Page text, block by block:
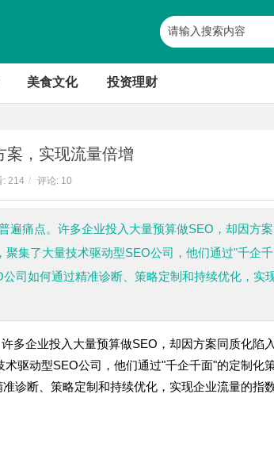
美食文化 投资理财
案，实现流量倍增
: 214 / 评论: 10
遍痛点。许多企业投入大量预算做SEO，却因方
集了大量技术驱动型SEO公司，他们通过"千企千
司如何通过精准诊断、策略定制和持续优化，实
多企业投入大量预算做SEO，却因方案同质化陷
驱动型SEO公司，他们通过"千企千面"的定制化
诊断、策略定制和持续优化，实现企业流量的指